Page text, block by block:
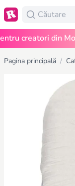
creatori din
Pagina principală /